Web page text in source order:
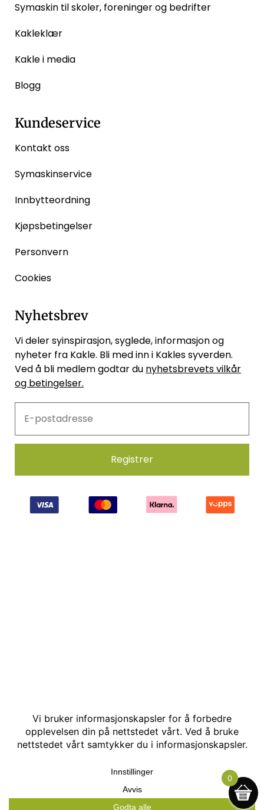
Symaskin til skoler, foreninger og bedrifter
Kakleklær
Kakle i media
Blogg
Kundeservice
Kontakt oss
Symaskinservice
Innbytteordning
Kjøpsbetingelser
Personvern
Cookies
Nyhetsbrev
Vi deler syinspirasjon, syglede, informasjon og
nyheter fra Kakle. Bli med inn i Kakles syverden.
Ved å bli medlem godtar du nyhetsbrevets vilkår
og betingelser.
Hjemmesidehelten
0